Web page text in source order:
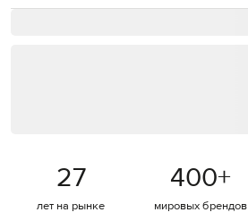
27
лет на рынке
400+
мировых брендов